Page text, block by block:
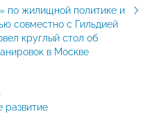
жилищной политике и
совместно с Гильдией
круглый стол об
в Москве
развитие